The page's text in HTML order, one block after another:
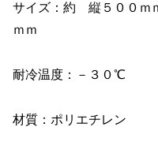
サイズ：約 縦５００ｍ
ｍｍ
耐冷温度：－３０℃
材質：ポリエチレン